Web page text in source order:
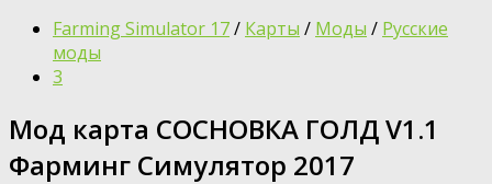
Farming Simulator 17/ Карты / Моды / Русские
моды
3
Мод карта СОСНОВКА ГОЛД V1.1
Фарминг Симулятор 2017